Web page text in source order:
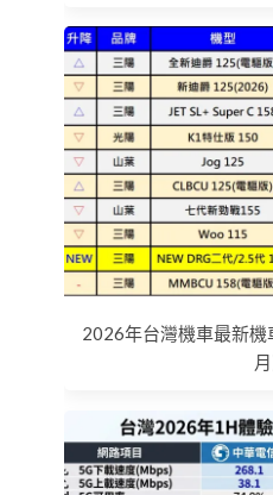
2026年台灣機車最新